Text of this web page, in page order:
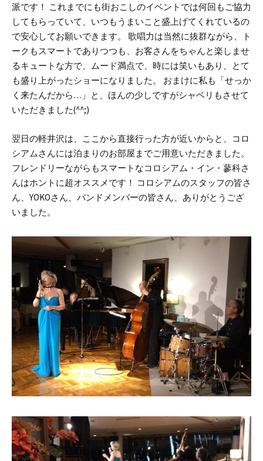
派です！ これまでにも街おこしのイベントでは何回もご協力
してもらっていて、いつもうまいこと盛上げてくれているの
で安心してお願いできます。
歌唱力は当然に抜群ながら、ト
ークもスマートでありつつも、お客さんをちゃんと楽しませ
るキュートな方で、ムード満点で、時には笑いもあり、とて
も盛り上がったショーになりました。
おまけに私も「せっか
く来たんだから…」と、ほんの少しですがシャベリもさせて
いただきました(^^;)
翌日の軽井沢は、ここから直接行った方が近いからと、コロ
シアムさんには泊まりのお部屋までご用意いただきました。
フレンドリーながらもスマートなコロシアム・イン・蓼科さ
んはホントに超オススメです！ コロシアムのスタッフの皆さ
ん、YOKOさん、バンドメンバーの皆さん、ありがとうござ
いました。